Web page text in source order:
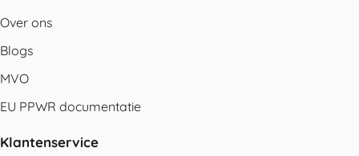
Over ons
Blogs
MVO
EU PPWR documentatie
Klantenservice